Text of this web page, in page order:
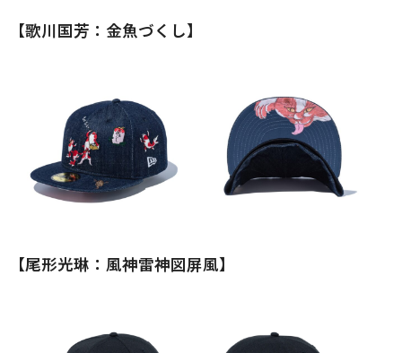
【歌川国芳：金魚づくし】
【尾形光琳：風神雷神図屏風】